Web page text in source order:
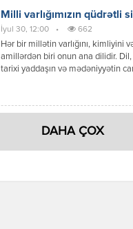
Milli varlığımızın qüdrətli
İyul 30, 12:00 • 662
Hər bir millətin varlığını, kimliyini
amillərdən biri onun ana dilidir. Dil,
tarixi yaddaşın və mədəniyyətin
mübarizənin əsas cəbhələrindən
DAHA ÇOX